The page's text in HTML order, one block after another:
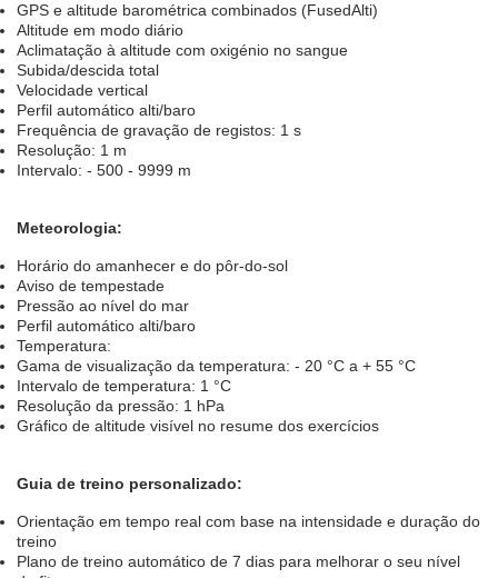
GPS e altitude barométrica combinados (FusedAlti)
Altitude em modo diário
Aclimatação à altitude com oxigénio no sangue
Subida/descida total
Velocidade vertical
Perfil automático alti/baro
Frequência de gravação de registos: 1 s
Resolução: 1 m
Intervalo: - 500 - 9999 m
Meteorologia:
Horário do amanhecer e do pôr-do-sol
Aviso de tempestade
Pressão ao nível do mar
Perfil automático alti/baro
Temperatura:
Gama de visualização da temperatura: - 20 °C a + 55 °C
Intervalo de temperatura: 1 °C
Resolução da pressão: 1 hPa
Gráfico de altitude visível no resume dos exercícios
Guia de treino personalizado:
Orientação em tempo real com base na intensidade e duração do
treino
Plano de treino automático de 7 dias para melhorar o seu nível